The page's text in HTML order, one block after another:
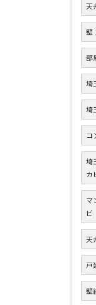
天
壁
部
埼
埼
コ
埼
カ
マ
ビ
天
戸
壁